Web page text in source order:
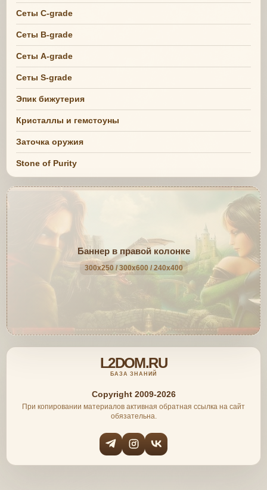
Сеты C-grade
Сеты B-grade
Сеты A-grade
Сеты S-grade
Эпик бижутерия
Кристаллы и гемстоуны
Заточка оружия
Stone of Purity
Баннер в правой колонке
300x250 / 300x600 / 240x400
L2DOM.RU
БАЗА ЗНАНИЙ
Copyright 2009-2026
При копировании материалов активная обратная ссылка на сайт
обязательна.